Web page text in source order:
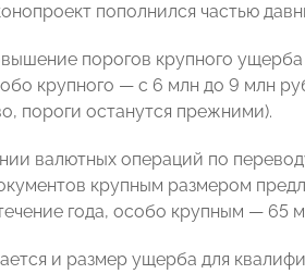
пополнился частью
порогов крупного
крупного — с 6 млн до 9 млн
пороги останутся прежними).
валютных операций по
крупным размером
года, особо крупным — 65
и размер ущерба для